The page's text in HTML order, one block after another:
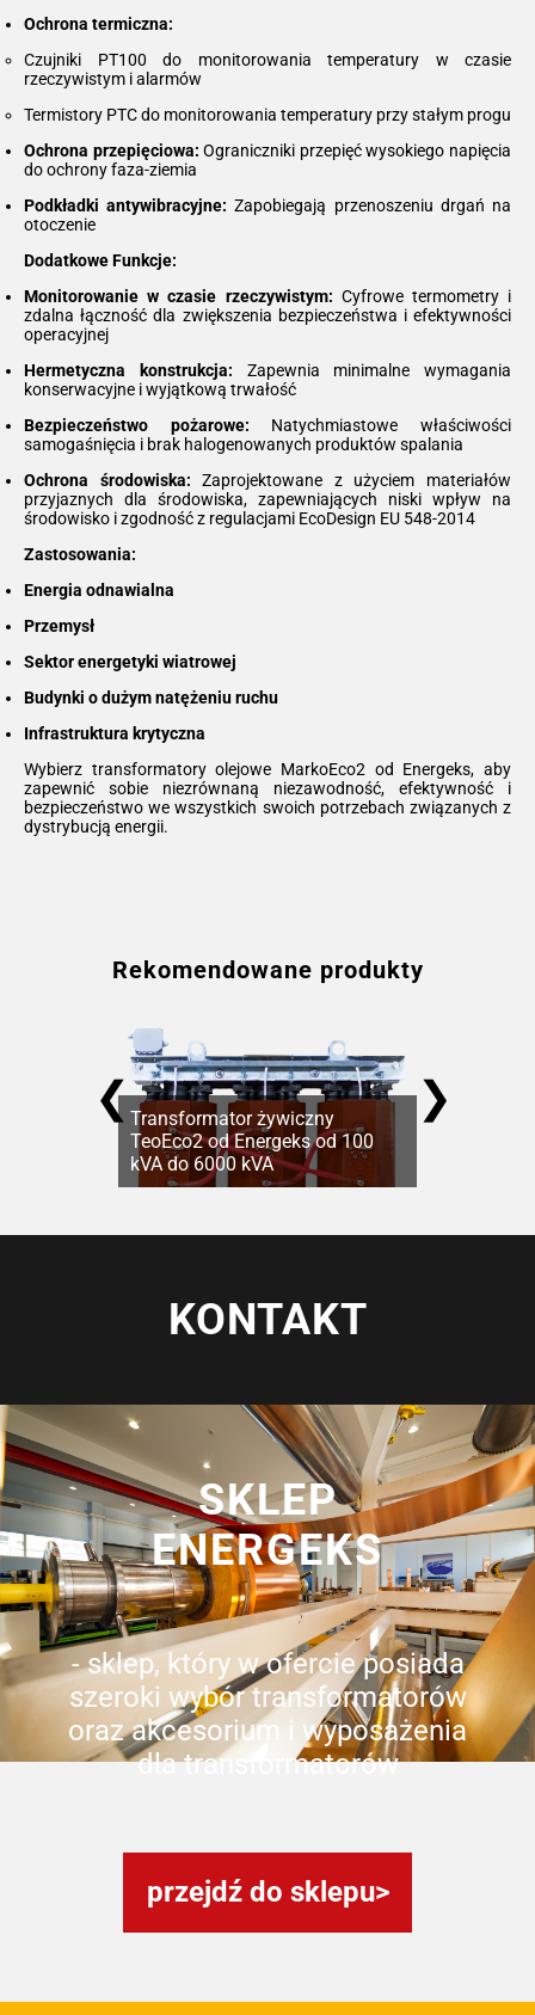
Ochrona termiczna:
Czujniki PT100 do monitorowania temperatury w czasie
rzeczywistym i alarmów
Termistory PTC do monitorowania temperatury przy stałym progu
Ochrona przepięciowa: Ograniczniki przepięć wysokiego napięcia
do ochrony faza-ziemia
Podkładki antywibracyjne: Zapobiegają przenoszeniu drgań na
otoczenie
Dodatkowe Funkcje:
Monitorowanie w czasie rzeczywistym: Cyfrowe termometry i
zdalna łączność dla zwiększenia bezpieczeństwa i efektywności
operacyjnej
Hermetyczna konstrukcja: Zapewnia minimalne wymagania
konserwacyjne i wyjątkową trwałość
Bezpieczeństwo pożarowe: Natychmiastowe właściwości
samogaśnięcia i brak halogenowanych produktów spalania
Ochrona środowiska: Zaprojektowane z użyciem materiałów
przyjaznych dla środowiska, zapewniających niski wpływ na
środowisko i zgodność z regulacjami EcoDesign EU 548-2014
Zastosowania:
Energia odnawialna
Przemysł
Sektor energetyki wiatrowej
Budynki o dużym natężeniu ruchu
Infrastruktura krytyczna
Wybierz transformatory olejowe MarkoEco2 od Energeks, aby
zapewnić sobie niezrównaną niezawodność, efektywność i
bezpieczeństwo we wszystkich swoich potrzebach związanych z
dystrybucją energii.
Rekomendowane produkty
❮Transformator żywiczny
TeoEco2 od Energeks od 100
kVA do 6000 kVA
❯
KONTAKT
SKLEP
ENERGEKS
- sklep, który w ofercie posiada
szeroki wybór transformatorów
oraz akcesorium i wyposażenia
dla transformatorów
przejdź do sklepu